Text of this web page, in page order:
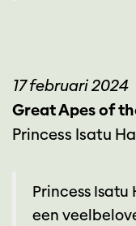
17 februari 2024
Great Apes of
Princess Isatu
Princess Isatu
een